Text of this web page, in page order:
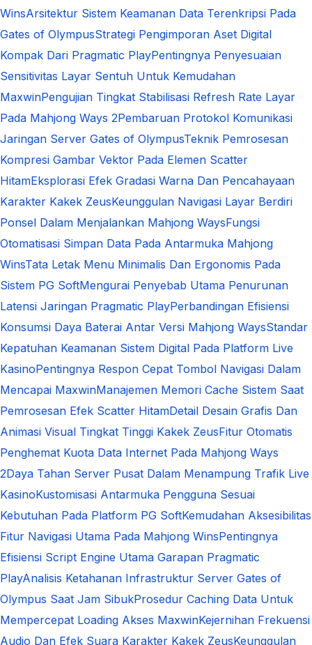
WinsArsitektur Sistem Keamanan Data Terenkripsi Pada
Gates of OlympusStrategi Pengimporan Aset Digital
Kompak Dari Pragmatic PlayPentingnya Penyesuaian
Sensitivitas Layar Sentuh Untuk Kemudahan
MaxwinPengujian Tingkat Stabilisasi Refresh Rate Layar
Pada Mahjong Ways 2Pembaruan Protokol Komunikasi
Jaringan Server Gates of OlympusTeknik Pemrosesan
Kompresi Gambar Vektor Pada Elemen Scatter
HitamEksplorasi Efek Gradasi Warna Dan Pencahayaan
Karakter Kakek ZeusKeunggulan Navigasi Layar Berdiri
Ponsel Dalam Menjalankan Mahjong WaysFungsi
Otomatisasi Simpan Data Pada Antarmuka Mahjong
WinsTata Letak Menu Minimalis Dan Ergonomis Pada
Sistem PG SoftMengurai Penyebab Utama Penurunan
Latensi Jaringan Pragmatic PlayPerbandingan Efisiensi
Konsumsi Daya Baterai Antar Versi Mahjong WaysStandar
Kepatuhan Keamanan Sistem Digital Pada Platform Live
KasinoPentingnya Respon Cepat Tombol Navigasi Dalam
Mencapai MaxwinManajemen Memori Cache Sistem Saat
Pemrosesan Efek Scatter HitamDetail Desain Grafis Dan
Animasi Visual Tingkat Tinggi Kakek ZeusFitur Otomatis
Penghemat Kuota Data Internet Pada Mahjong Ways
2Daya Tahan Server Pusat Dalam Menampung Trafik Live
KasinoKustomisasi Antarmuka Pengguna Sesuai
Kebutuhan Pada Platform PG SoftKemudahan Aksesibilitas
Fitur Navigasi Utama Pada Mahjong WinsPentingnya
Efisiensi Script Engine Utama Garapan Pragmatic
PlayAnalisis Ketahanan Infrastruktur Server Gates of
Olympus Saat Jam SibukProsedur Caching Data Untuk
Mempercepat Loading Akses MaxwinKejernihan Frekuensi
Audio Dan Efek Suara Karakter Kakek ZeusKeunggulan